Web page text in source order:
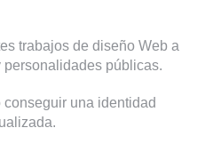
trabajos de diseño Web a
públicas.
una identidad